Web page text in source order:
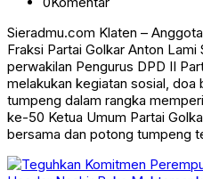
Sieradmu.com Klaten –
Fraksi Partai Golkar Anton Lami
perwakilan Pengurus DPD II
melakukan kegiatan sosial,
tumpeng dalam rangka
ke-50 Ketua Umum Partai
bersama dan potong tumpeng